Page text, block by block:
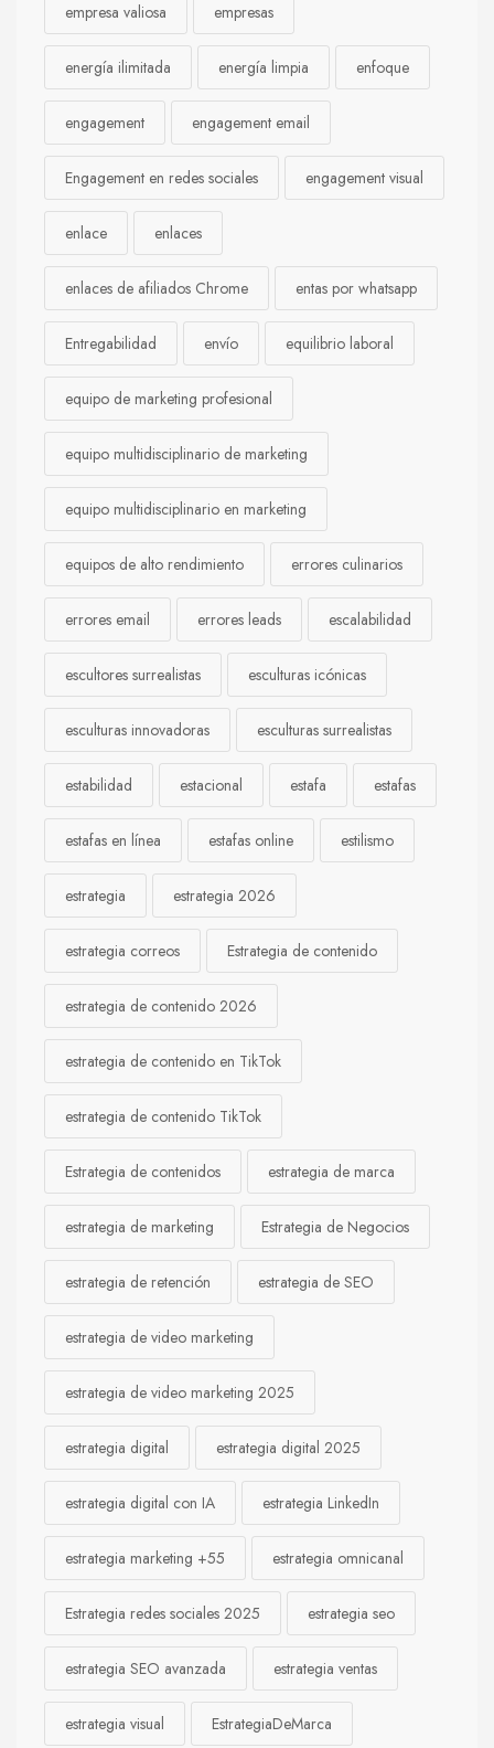
empresa valiosa empresas
energía ilimitada energía limpia enfoque
engagement engagement email
Engagement en redes sociales engagement visual
enlace enlaces
enlaces de afiliados Chrome entas por whatsapp
Entregabilidad envío equilibrio laboral
equipo de marketing profesional
equipo multidisciplinario de marketing
equipo multidisciplinario en marketing
equipos de alto rendimiento errores culinarios
errores email errores leads escalabilidad
escultores surrealistas esculturas icónicas
esculturas innovadoras esculturas surrealistas
estabilidad estacional estafa estafas
estafas en línea estafas online estilismo
estrategia estrategia 2026
estrategia correos Estrategia de contenido
estrategia de contenido 2026
estrategia de contenido en TikTok
estrategia de contenido TikTok
Estrategia de contenidos estrategia de marca
estrategia de marketing Estrategia de Negocios
estrategia de retención estrategia de SEO
estrategia de video marketing
estrategia de video marketing 2025
estrategia digital estrategia digital 2025
estrategia digital con IA estrategia LinkedIn
estrategia marketing +55 estrategia omnicanal
Estrategia redes sociales 2025 estrategia seo
estrategia SEO avanzada estrategia ventas
estrategia visual EstrategiaDeMarca